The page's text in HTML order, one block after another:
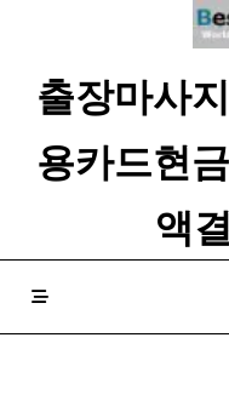
출장마사
용카드현
액